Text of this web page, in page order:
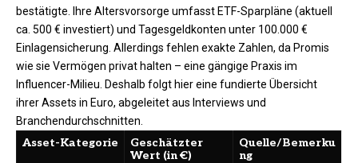
bestätigte. Ihre Altersvorsorge umfasst ETF-Sparpläne (aktuell
ca. 500 € investiert) und Tagesgeldkonten unter 100.000 €
Einlagensicherung. Allerdings fehlen exakte Zahlen, da Promis
wie sie Vermögen privat halten – eine gängige Praxis im
Influencer-Milieu. Deshalb folgt hier eine fundierte Übersicht
ihrer Assets in Euro, abgeleitet aus Interviews und
Branchendurchschnitten.
Asset-Kategorie
Geschätzter
Wert (in €)
Quelle/Bemerku
ng